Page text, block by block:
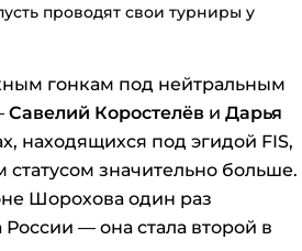
проводят свои турниры у
гонкам под нейтральным
Савелий Коростелёв и Дарья
находящихся под эгидой FIS,
значительно больше.
Шорохова один раз
— она стала второй в